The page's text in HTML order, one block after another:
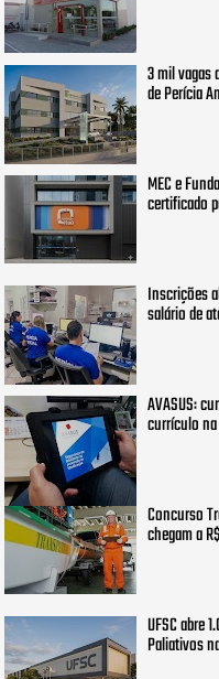
3 mil vagas
de Perícia
MEC e
certificado
Inscrições
salário de
AVASUS:
currículo
Concurso
chegam a
UFSC abre
Paliativos